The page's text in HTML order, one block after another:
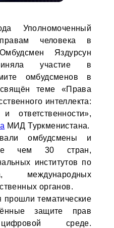
Уполномоченный
человека в
Яздурсун
участие в
омбудсменов в
теме «Права
интеллекта:
ответственности»,
МИД Туркменистана.
омбудсмены и
чем 30 стран,
институтов по
международных
органов.
прошли тематические
защите прав
среде.